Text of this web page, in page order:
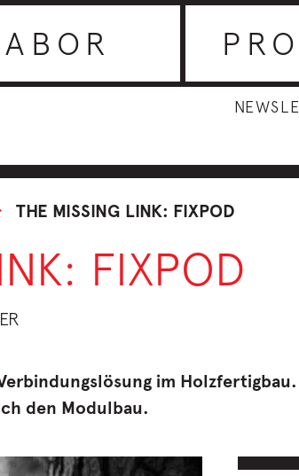
THE MISSING LINK: FIXPOD
FIXPOD
im
den Modulbau.